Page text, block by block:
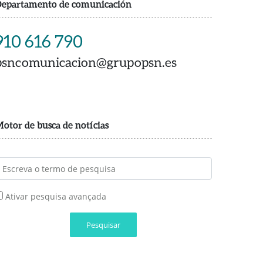
de comunicación
616 790
de busca de notícias
Ativar pesquisa avançada
Pesquisar